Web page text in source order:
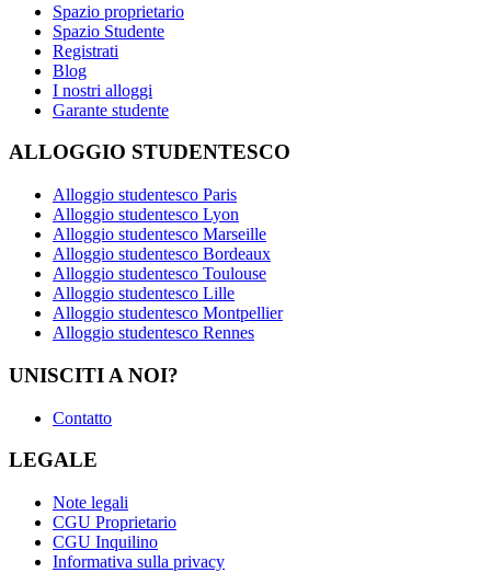
Spazio proprietario
Spazio Studente
Registrati
Blog
I nostri alloggi
Garante studente
ALLOGGIO STUDENTESCO
Alloggio studentesco Paris
Alloggio studentesco Lyon
Alloggio studentesco Marseille
Alloggio studentesco Bordeaux
Alloggio studentesco Toulouse
Alloggio studentesco Lille
Alloggio studentesco Montpellier
Alloggio studentesco Rennes
UNISCITI A NOI?
Contatto
LEGALE
Note legali
CGU Proprietario
CGU Inquilino
Informativa sulla privacy